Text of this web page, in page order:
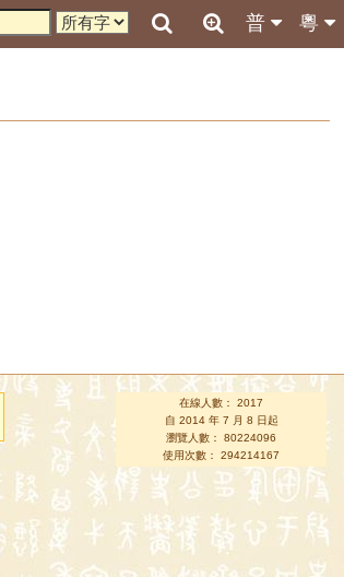
粵
普
在線人數： 2017
自 2014 年 7 月 8 日起
瀏覽人數： 80224096
使用次數： 294214167